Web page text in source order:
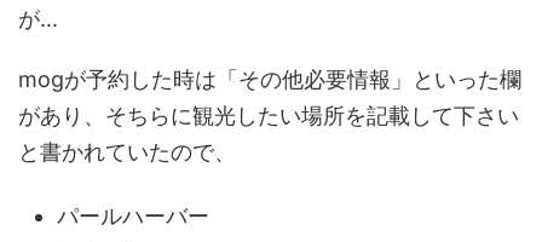
が...
mogが予約した時は「その他必要情報」といった欄
があり、そちらに観光したい場所を記載して下さい
と書かれていたので、
パールハーバー